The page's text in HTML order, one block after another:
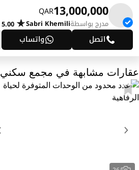
13,000,000
QAR
مدرج بواسطةSabri Khemili
5.00
اتصل واتساب
عقارات مشابهة في مجمع سكني